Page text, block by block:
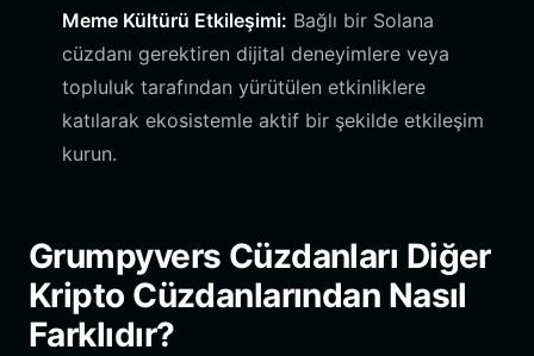
Meme Kültürü Etkileşimi: Bağlı bir Solana
cüzdanı gerektiren dijital deneyimlere veya
topluluk tarafından yürütülen etkinliklere
katılarak ekosistemle aktif bir şekilde etkileşim
kurun.
Grumpyvers Cüzdanları Diğer
Kripto Cüzdanlarından Nasıl
Farklıdır?